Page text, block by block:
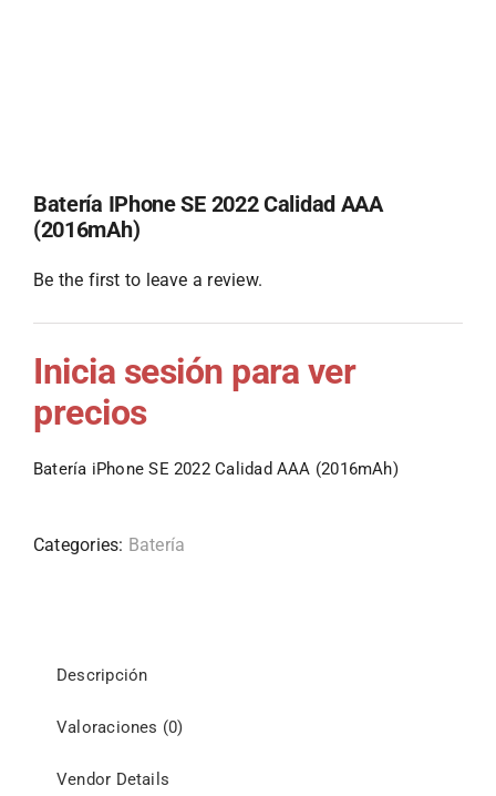
Batería IPhone SE 2022 Calidad AAA
(2016mAh)
Be the first to leave a review.
Inicia sesión para ver
precios
Batería iPhone SE 2022 Calidad AAA (2016mAh)
Categories: Batería
Descripción
Valoraciones (0)
Vendor Details